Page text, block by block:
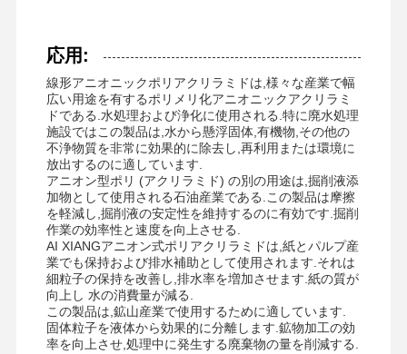
会社案内 品質管理 ニュース すべての場合
見積依頼
酸化鉄Desulfurizer
ディメチラミノエチルメタクリレート
アクリロロキシエチルトリメチルアモニウムクロリド
応用:
線形アニオニックポリアクリラミドは,様々な産業で幅
広い用途を有するポリメリ化アニオニックアクリラミ
ドである.水処理および浄化に使用される.特に廃水処理
施設ではこの製品は,水から懸浮固体,有機物,その他の
不浄物質を非常に効果的に除去し,再利用または環境に
放出するのに適しています.
アニオン型ポリ (アクリラミド) の別の用途は,掘削液添
加物として使用される石油産業である.この製品は摩擦
を軽減し,掘削液の安定性を維持するのに有効です.掘削
作業の効率性と速度を向上させる.
AI XIANGアニオン式ポリアクリラミドは,紙とパルプ産
業でも保持および排水補助として使用されます.それは
細粒子の保持を改善し,排水率を増加させます.紙の質が
向上し 水の消費量が減る.
この製品は,鉱山産業で使用するために適しています.
固体粒子を液体から効果的に分離します.鉱物加工の効
率を向上させ,処理中に発生する廃棄物の量を削減する.